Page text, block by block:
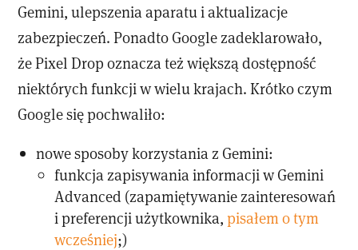
Gemini, ulepszenia aparatu i aktualizacje
zabezpieczeń. Ponadto Google zadeklarowało,
że Pixel Drop oznacza też większą dostępność
niektórych funkcji w wielu krajach. Krótko czym
Google się pochwaliło:
nowe sposoby korzystania z Gemini:
funkcja zapisywania informacji w Gemini
Advanced (zapamiętywanie zainteresowań
i preferencji użytkownika,pisałem o tym
wcześniej;)